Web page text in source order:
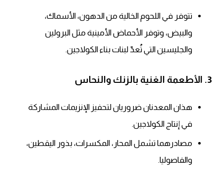
تتوفر في اللحوم الخالية من الدهون، الأسماك،
والبيض، وتوفر الأحماض الأمينية مثل البرولين
والجليسين التي تُعدّ لبنات بناء الكولاجين.
3. الأطعمة الغنية بالزنك والنحاس
هذان المعدنان ضروريان لتحفيز الإنزيمات المشاركة
في إنتاج الكولاجين.
مصادرهما تشمل المحار، المكسرات، بذور اليقطين،
والفاصوليا.